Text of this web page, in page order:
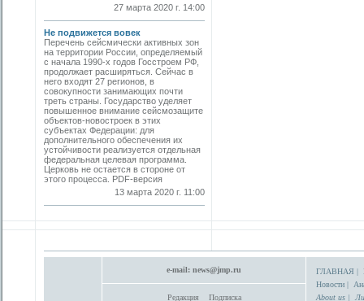
27 марта 2020 г. 14:00
Не подвижется вовек
Перечень сейсмически активных зон
на территории России, определяемый
с начала 1990-х годов Госстроем РФ,
продолжает расширяться. Сейчас в
него входят 27 регионов, в
совокупности занимающих почти
треть страны. Государство уделяет
повышенное внимание сейсмозащите
объектов-новостроек в этих
субъектах Федерации: для
дополнительного обеспечения их
устойчивости реализуется отдельная
федеральная целевая программа.
Церковь не остается в стороне от
этого процесса. PDF-версия
13 марта 2020 г. 11:00
e-mail: news@jmp.ru
Редакция Подписка
ГЛАВНАЯ |
Новости |
About us |